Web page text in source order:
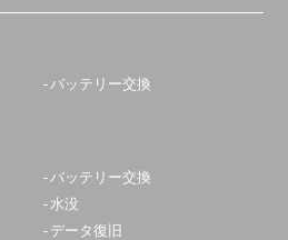
バッテリー交換
バッテリー交換
水没
データ復旧